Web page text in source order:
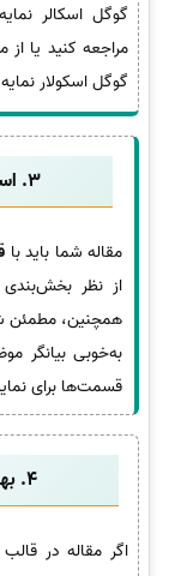
گوگل اسکالر
مراجعه کنید یا
گوگل اسکولار
3. استفاده از قالب‌بندی استاندارد
مقاله شما باید با
از نظر بخش‌بندی
همچنین، مطمئن
به‌خوبی بیانگر
قسمت‌ها برای
4. بهینه‌سازی فایل مقاله (PDF)
اگر مقاله در